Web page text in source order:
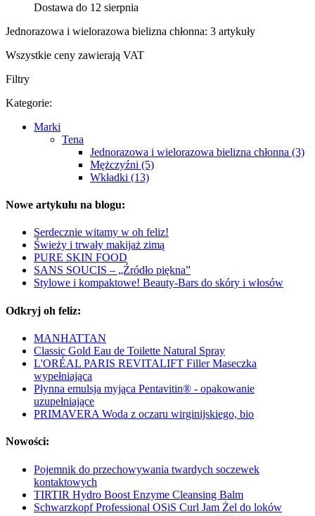
Dostawa do 12 sierpnia
Jednorazowa i wielorazowa bielizna chłonna: 3 artykuły
Wszystkie ceny zawierają VAT
Filtry
Kategorie:
Marki
Tena
Jednorazowa i wielorazowa bielizna chłonna (3)
Mężczyźni (5)
Wkładki (13)
Nowe artykułu na blogu:
Serdecznie witamy w oh feliz!
Świeży i trwały makijaż zimą
PURE SKIN FOOD
SANS SOUCIS – „Źródło piękna”
Stylowe i kompaktowe! Beauty-Bars do skóry i włosów
Odkryj oh feliz:
MANHATTAN
Classic Gold Eau de Toilette Natural Spray
L'ORÉAL PARIS REVITALIFT Filler Maseczka
wypełniająca
Płynna emulsja myjąca Pentavitin® - opakowanie
uzupełniające
PRIMAVERA Woda z oczaru wirginijskiego, bio
Nowości:
Pojemnik do przechowywania twardych soczewek
kontaktowych
TIRTIR Hydro Boost Enzyme Cleansing Balm
Schwarzkopf Professional OSiS Curl Jam Żel do loków